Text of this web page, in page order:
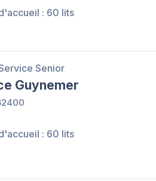
: 60 lits
Senior
Guynemer
: 60 lits